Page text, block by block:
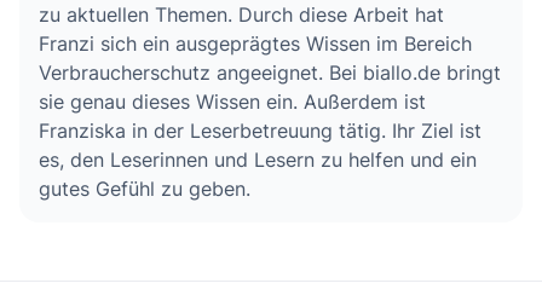
zu aktuellen Themen. Durch diese Arbeit hat
Franzi sich ein ausgeprägtes Wissen im Bereich
Verbraucherschutz angeeignet. Bei biallo.de bringt
sie genau dieses Wissen ein. Außerdem ist
Franziska in der Leserbetreuung tätig. Ihr Ziel ist
es, den Leserinnen und Lesern zu helfen und ein
gutes Gefühl zu geben.